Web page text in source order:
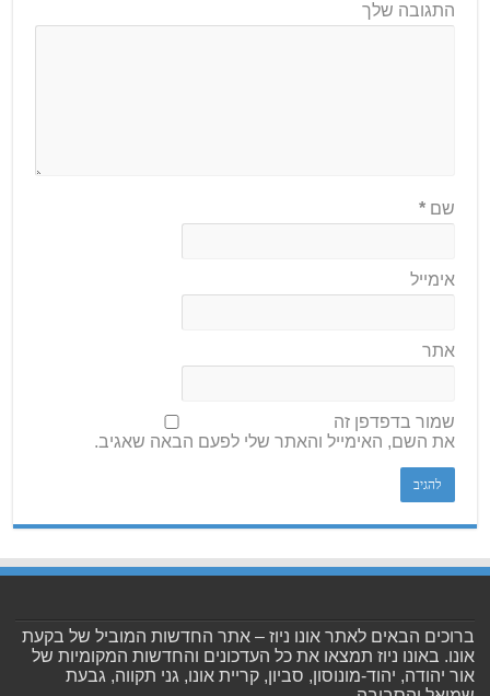
התגובה שלך
שם*
אימייל
אתר
שמור בדפדפן זה
את השם, האימייל והאתר שלי לפעם הבאה שאגיב.
ברוכים הבאים לאתר אונו ניוז – אתר החדשות המוביל של בקעת
אונו. באונו ניוז תמצאו את כל העדכונים והחדשות המקומיות של
אור יהודה, יהוד-מונוסון, סביון, קריית אונו, גני תקווה, גבעת